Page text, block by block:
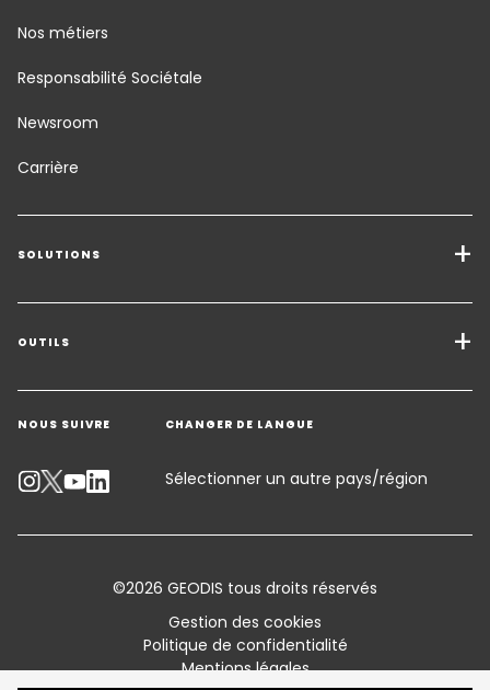
Nos métiers
Responsabilité Sociétale
Newsroom
Carrière
SOLUTIONS
Transport de marchandises
Solutions de Fret
Entreposage - Logistique à valeur ajoutée
Secteurs d'activité
OUTILS
Demander un devis
Contacter un expert
Service Client
Customer Advisory
NOUS SUIVRE CHANGER DE LANGUE
Sélectionner un autre pays/région
©2026 GEODIS tous droits réservés
Gestion des cookies
Politique de confidentialité
Mentions légales